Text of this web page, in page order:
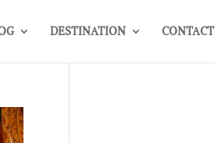
DESTINATION CONTACT